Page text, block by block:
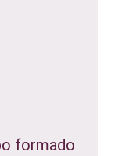
formado